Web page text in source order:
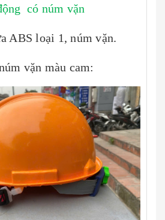
có núm vặn
ABS loại 1, núm vặn.
vặn màu cam: